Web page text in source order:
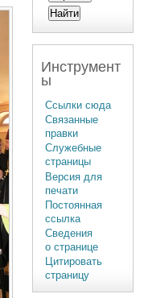
Инструмент
ы
Ссылки сюда
Связанные
правки
Служебные
страницы
Версия для
печати
Постоянная
ссылка
Сведения
о странице
Цитировать
страницу